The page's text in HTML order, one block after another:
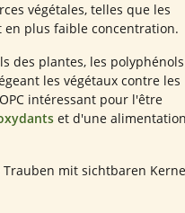
végétales, telles que les
en plus faible concentration.
des plantes, les polyphénols
les végétaux contre les
intéressant pour l'être
et d'une alimentation